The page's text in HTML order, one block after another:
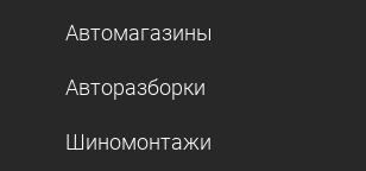
Автомагазины
Авторазборки
Шиномонтажи